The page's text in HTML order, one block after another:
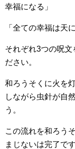
幸福になる」
「全ての幸福は天
それぞれ3つの呪文
ださい。
和ろうそくに火を
しながら虫針が自
う。
この流れを和ろう
まじないは完了です